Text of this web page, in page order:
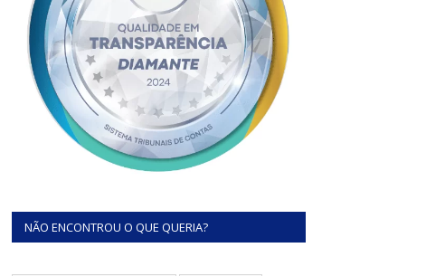
NÃO ENCONTROU O QUE QUERIA?